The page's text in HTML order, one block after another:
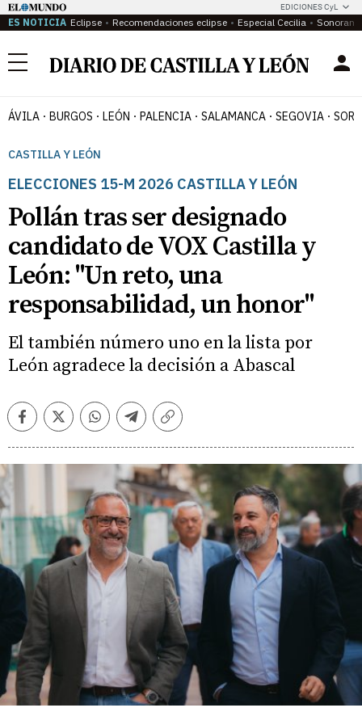
EDICIONES CyL
ES NOTICIA Eclipse Recomendaciones eclipse Especial Cecilia
Menú
ÁVILA BURGOS LEÓN PALENCIA SALAMANCA SEGOVIA
CASTILLA Y LEÓN
ELECCIONES 15-M 2026 CASTILLA Y LEÓN
Pollán tras ser designado
candidato de VOX Castilla y
León: "Un reto, una
responsabilidad, un honor"
El también número uno en la lista por
León agradece la decisión a Abascal
FacebookTwitterWhatsappTelegramCopiar